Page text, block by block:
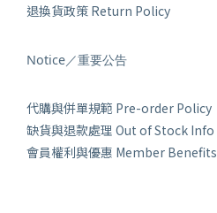
退換貨政策 Return Policy
Notice／重要公告
代購與併單規範 Pre-order Policy
缺貨與退款處理 Out of Stock Info
會員權利與優惠 Member Benefits